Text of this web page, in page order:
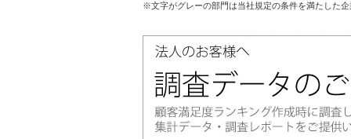
※文字がグレーの部門は当社規定の条件を満たした